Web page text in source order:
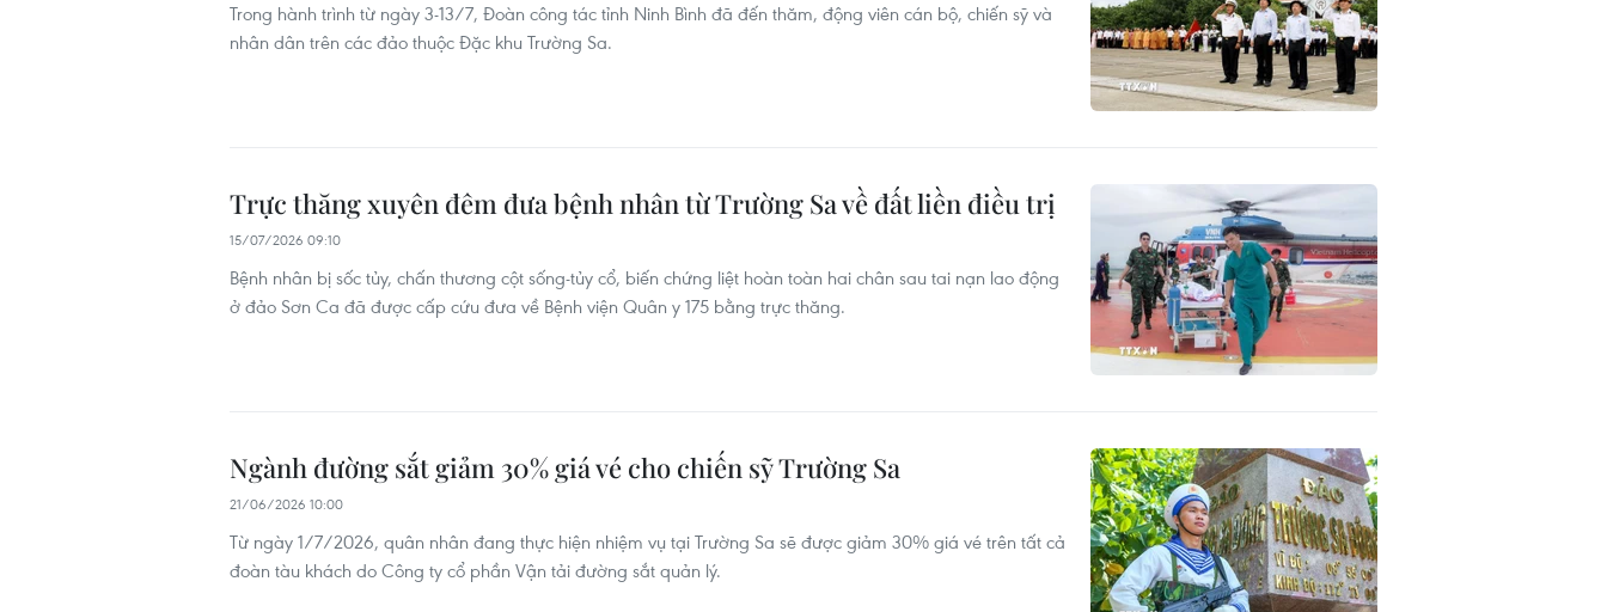
Trong hành trình từ ngày 3-13/7, Đoàn công tác tỉnh Ninh Bình đã đến thăm, động viên cán bộ, chiến sỹ và
nhân dân trên các đảo thuộc Đặc khu Trường Sa.
Trực thăng xuyên đêm đưa bệnh nhân từ Trường Sa về đất liền điều trị
15/07/2026 09:10
Bệnh nhân bị sốc tủy, chấn thương cột sống-tủy cổ, biến chứng liệt hoàn toàn hai chân sau tai nạn lao động
ở đảo Sơn Ca đã được cấp cứu đưa về Bệnh viện Quân y 175 bằng trực thăng.
Ngành đường sắt giảm 30% giá vé cho chiến sỹ Trường Sa
21/06/2026 10:00
Từ ngày 1/7/2026, quân nhân đang thực hiện nhiệm vụ tại Trường Sa sẽ được giảm 30% giá vé trên tất cả
đoàn tàu khách do Công ty cổ phần Vận tải đường sắt quản lý.